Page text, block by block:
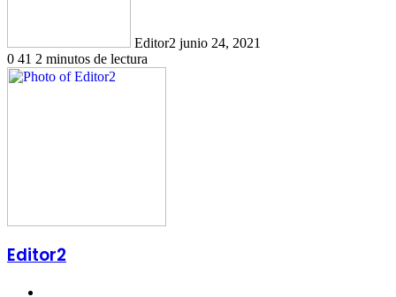
Editor2 junio 24, 2021
0 41 2 minutos de lectura
Editor2